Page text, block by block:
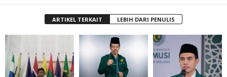
ARTIKEL TERKAIT LEBIH DARI PENULIS